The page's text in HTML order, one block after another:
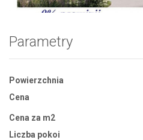
Parametry
Powierzchnia
Cena
Cena za m2
Liczba pokoi